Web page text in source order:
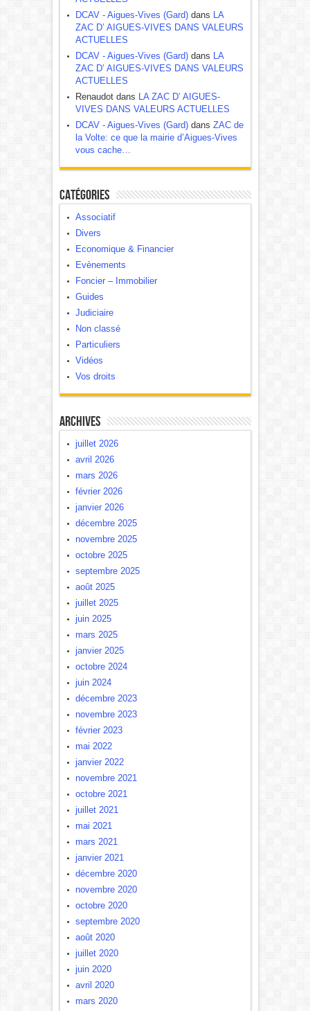
DCAV - Aigues-Vives (Gard)dans LA
ZAC D’ AIGUES-VIVES DANS VALEURS
ACTUELLES
DCAV - Aigues-Vives (Gard)dans LA
ZAC D’ AIGUES-VIVES DANS VALEURS
ACTUELLES
Renaudot dans LA ZAC D’ AIGUES-
VIVES DANS VALEURS ACTUELLES
DCAV - Aigues-Vives (Gard)dans ZAC de
la Volte: ce que la mairie d’Aigues-Vives
vous cache…
Catégories
Associatif
Divers
Economique & Financier
Evènements
Foncier – Immobilier
Guides
Judiciaire
Non classé
Particuliers
Vidéos
Vos droits
Archives
juillet 2026
avril 2026
mars 2026
février 2026
janvier 2026
décembre 2025
novembre 2025
octobre 2025
septembre 2025
août 2025
juillet 2025
juin 2025
mars 2025
janvier 2025
octobre 2024
juin 2024
décembre 2023
novembre 2023
février 2023
mai 2022
janvier 2022
novembre 2021
octobre 2021
juillet 2021
mai 2021
mars 2021
janvier 2021
décembre 2020
novembre 2020
octobre 2020
septembre 2020
août 2020
juillet 2020
juin 2020
avril 2020
mars 2020